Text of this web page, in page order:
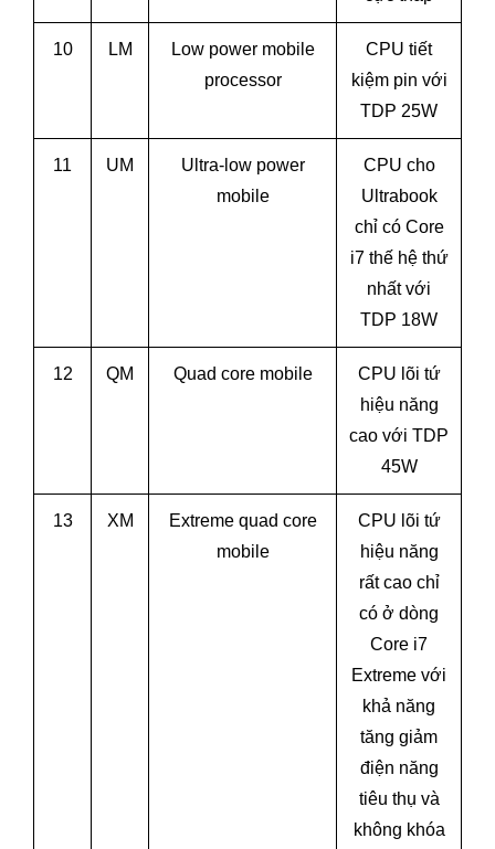
10 LM
Low power mobile
processor
CPU tiết
kiệm pin với
TDP 25W
11 UM
Ultra-low power
mobile
CPU cho
Ultrabook
chỉ có Core
i7 thế hệ thứ
nhất với
TDP 18W
12 QM Quad core mobile
CPU lõi tứ
hiệu năng
cao với TDP
45W
13 XM
Extreme quad core
mobile
CPU lõi tứ
hiệu năng
rất cao chỉ
có ở dòng
Core i7
Extreme với
khả năng
tăng giảm
điện năng
tiêu thụ và
không khóa